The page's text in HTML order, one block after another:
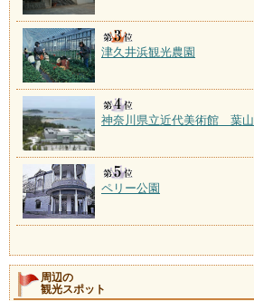
津久井浜観光農園
神奈川県立近代美術館 葉山
ペリー公園
周辺の
観光スポット